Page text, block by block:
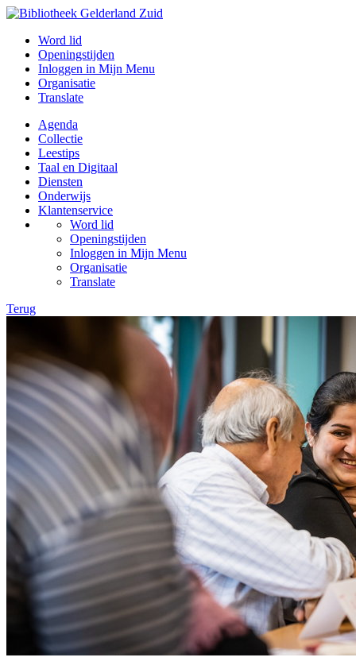
Word lid
Openingstijden
Inloggen in Mijn Menu
Organisatie
Translate
Agenda
Collectie
Leestips
Taal en Digitaal
Diensten
Onderwijs
Klantenservice
Word lid
Openingstijden
Inloggen in Mijn Menu
Organisatie
Translate
Terug